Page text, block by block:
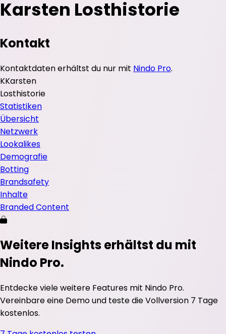
Karsten Losthistorie
Kontakt
Kontaktdaten erhältst du nur mit Nindo Pro.
KKarsten
Losthistorie
Statistiken
Übersicht
Netzwerk
Lookalikes
Demografie
Botting
Brandsafety
Inhalte
Branded Content
Weitere Insights erhältst du mit
Nindo Pro.
Entdecke viele weitere Features mit Nindo Pro.
Vereinbare eine Demo und teste die Vollversion 7 Tage
kostenlos.